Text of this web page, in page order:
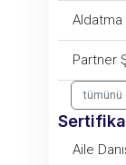
Aldatma
Partner
tümünü
Aile